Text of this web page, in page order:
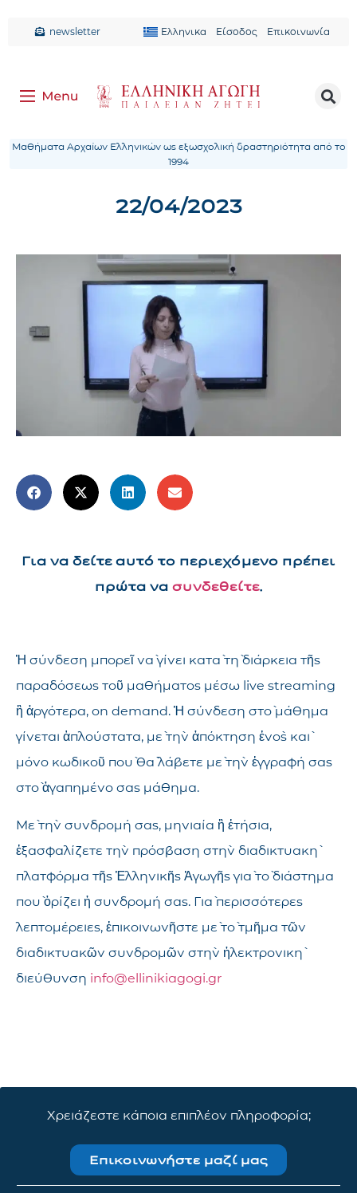
newsletter Ελληνικα Είσοδος Επικοινωνία
Μαθήματα Αρχαίων Ελληνικών ως εξωσχολική δραστηριότητα από το
1994
22/04/2023
Για να δείτε αυτό το περιεχόμενο πρέπει
πρώτα να συνδεθείτε.
Ἡ σύνδεση μπορεῖ νὰ γίνει κατὰ τὴ διάρκεια τῆς
παραδόσεως τοῦ μαθήματος μέσω live streaming
ἢ ἀργότερα, on demand. Ἡ σύνδεση στὸ μάθημα
γίνεται ἁπλούστατα, μὲ τὴν ἀπόκτηση ἑνὸς καὶ
μόνο κωδικοῦ ποὺ θὰ λάβετε μὲ τὴν ἐγγραφή σας
στὸ ἀγαπημένο σας μάθημα.
Μὲ τὴν συνδρομή σας, μηνιαία ἢ ἐτήσια,
ἐξασφαλίζετε τὴν πρόσβαση στὴν διαδικτυακὴ
πλατφόρμα τῆς Ἑλληνικῆς Ἀγωγῆς γιὰ τὸ διάστημα
ποὺ ὁρίζει ἡ συνδρομή σας. Γιὰ περισσότερες
λεπτομέρειες, ἐπικοινωνῆστε μὲ τὸ τμῆμα τῶν
διαδικτυακῶν συνδρομῶν στὴν ἠλεκτρονικὴ
διεύθυνση info@ellinikiagogi.gr
Χρειάζεστε κάποια επιπλέον πληροφορία;
Επικοινωνήστε μαζί μας